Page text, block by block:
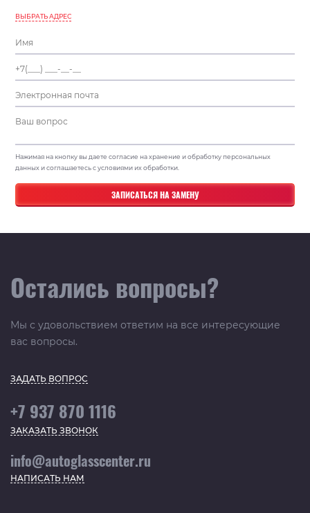
ВЫБРАТЬ АДРЕС
Нажимая на кнопку вы даете согласие на хранение и обработку персональных
данных и соглашаетесь с условиями их обработки.
Остались вопросы?
Мы с удовольствием ответим на все интересующие
вас вопросы.
ЗАДАТЬ ВОПРОС
+7 937 870 1116
ЗАКАЗАТЬ ЗВОНОК
info@autoglasscenter.ru
НАПИСАТЬ НАМ